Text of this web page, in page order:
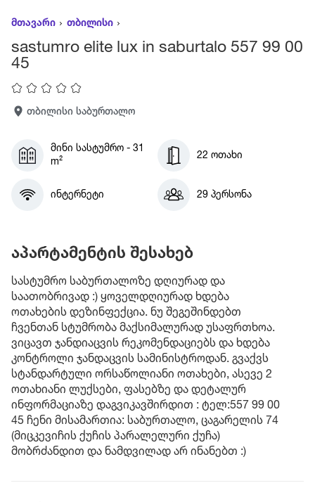
მთავარი თბილისი
sastumro elite lux in saburtalo 557 99 00
45
თბილისი საბურთალო
მინი სასტუმრო - 31
m²
22 ოთახი
ინტერნეტი 29 პერსონა
აპარტამენტის შესახებ
სასტუმრო საბურთალოზე დღიურად და
საათობრივად :) ყოველდღიურად ხდება
ოთახების დეზინფექცია. ნუ შეგეშინდებთ
ჩვენთან სტუმრობა მაქსიმალურად უსაფრთხოა.
ვიცავთ ჯანდიაცვის რეკომენდაციებს და ხდება
კონტროლი ჯანდაცვის სამინისტროდან. გვაქვს
სტანდარტული ორსაწოლიანი ოთახები, ასევე 2
ოთახიანი ლუქსები, ფასებზე და დეტალურ
ინფორმაციაზე დაგვიკავშირდით : ტელ:557 99 00
45 ჩენი მისამართია: საბურთალო, ცაგარელის 74
(მიცკევიჩის ქუჩის პარალელური ქუჩა)
მობრძანდით და ნამდვილად არ ინანებთ :)